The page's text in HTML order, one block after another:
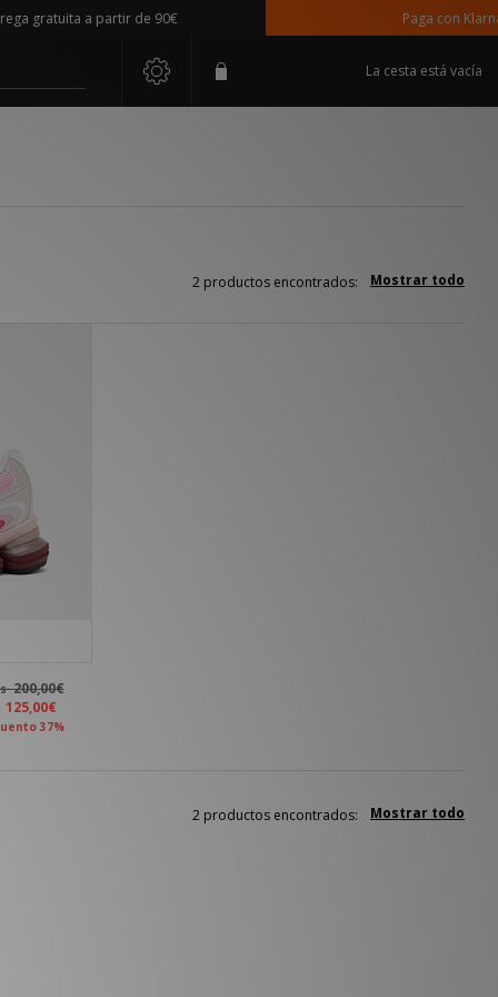
gratuita a partir de 90€ Paga con Klarna
La cesta está vacía
Mostrar todo
2 productos encontrados:
200,00€
125,00€
37%
Mostrar todo
2 productos encontrados: